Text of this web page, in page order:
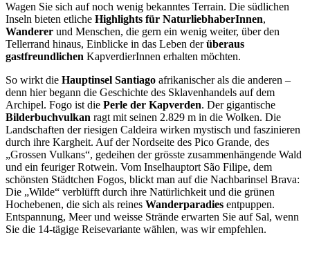
Wagen Sie sich auf noch wenig bekanntes Terrain. Die südlichen
Inseln bieten etliche Highlights für NaturliebhaberInnen,
Wanderer und Menschen, die gern ein wenig weiter, über den
Tellerrand hinaus, Einblicke in das Leben derüberaus
gastfreundlichen KapverdierInnen erhalten möchten.
So wirkt die Hauptinsel Santiago afrikanischer als die anderen –
denn hier begann die Geschichte des Sklavenhandels auf dem
Archipel. Fogo ist die Perle der Kapverden. Der gigantische
Bilderbuchvulkan ragt mit seinen 2.829 m in die Wolken. Die
Landschaften der riesigen Caldeira wirken mystisch und faszinieren
durch ihre Kargheit. Auf der Nordseite des Pico Grande, des
„Grossen Vulkans“, gedeihen der grösste zusammenhängende Wald
und ein feuriger Rotwein. Vom Inselhauptort São Filipe, dem
schönsten Städtchen Fogos, blickt man auf die Nachbarinsel Brava:
Die „Wilde“ verblüfft durch ihre Natürlichkeit und die grünen
Hochebenen, die sich als reines Wanderparadies entpuppen.
Entspannung, Meer und weisse Strände erwarten Sie auf Sal, wenn
Sie die 14-tägige Reisevariante wählen, was wir empfehlen.